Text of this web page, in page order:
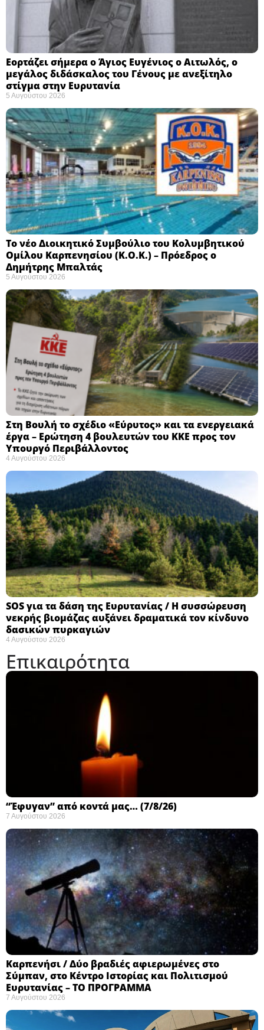
Εορτάζει σήμερα ο Άγιος Ευγένιος ο Αιτωλός, ο
μεγάλος διδάσκαλος του Γένους με ανεξίτηλο
στίγμα στην Ευρυτανία
5 Αυγούστου 2026
Το νέο Διοικητικό Συμβούλιο του Κολυμβητικού
Ομίλου Καρπενησίου (Κ.Ο.Κ.) – Πρόεδρος ο
Δημήτρης Μπαλτάς
5 Αυγούστου 2026
Στη Βουλή το σχέδιο «Εύρυτος» και τα ενεργειακά
έργα – Ερώτηση 4 βουλευτών του ΚΚΕ προς τον
Υπουργό Περιβάλλοντος
4 Αυγούστου 2026
SOS για τα δάση της Ευρυτανίας / Η συσσώρευση
νεκρής βιομάζας αυξάνει δραματικά τον κίνδυνο
δασικών πυρκαγιών
4 Αυγούστου 2026
Επικαιρότητα
“Έφυγαν” από κοντά μας… (7/8/26)
7 Αυγούστου 2026
Καρπενήσι / Δύο βραδιές αφιερωμένες στο
Σύμπαν, στο Κέντρο Ιστορίας και Πολιτισμού
Ευρυτανίας – ΤΟ ΠΡΟΓΡΑΜΜΑ
7 Αυγούστου 2026